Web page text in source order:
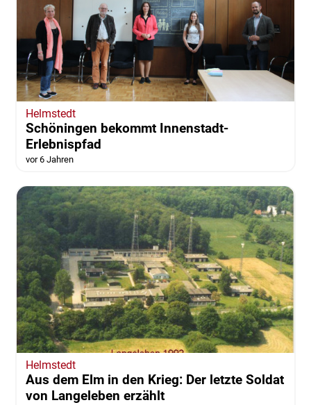
Helmstedt
Schöningen bekommt Innenstadt-
Erlebnispfad
vor 6 Jahren
Helmstedt
Aus dem Elm in den Krieg: Der letzte Soldat
von Langeleben erzählt